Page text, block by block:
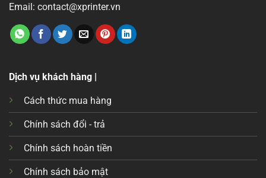
Email: contact@xprinter.vn
Dịch vụ khách hàng |
Cách thức mua hàng
Chính sách đổi - trả
Chính sách hoàn tiền
Chính sách bảo mật